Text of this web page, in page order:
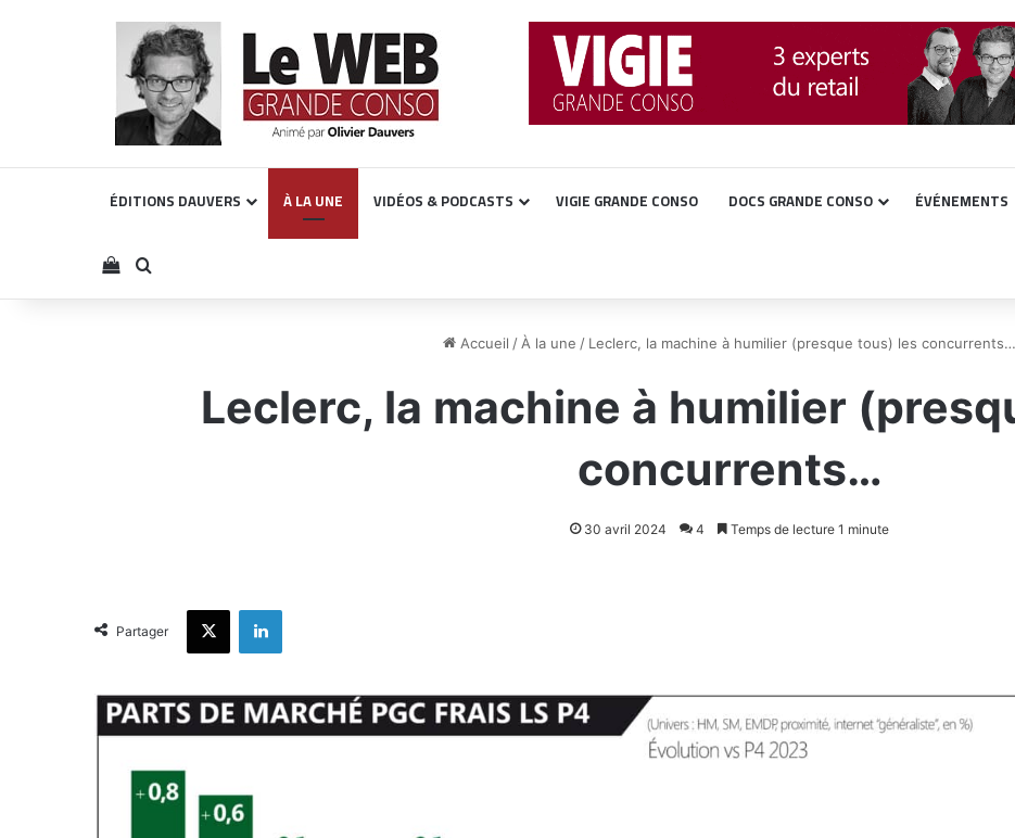
ÉDITIONS DAUVERS À LA UNE VIDÉOS & PODCASTS VIGIE GRANDE CONSO DOCS GRANDE CONSO ÉVÉNEMENTS
Voir votre panier
Rechercher
Accueil / À la une / Leclerc, la machine à humilier (presque tous) les concurrents…
Leclerc, la machine à humilier
concurrents…
30 avril 2024 4 Temps de lecture 1 minute
Partager
X Linkedin